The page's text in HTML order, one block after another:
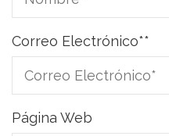
Correo Electrónico**
Página Web